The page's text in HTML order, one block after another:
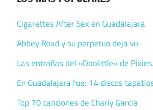
Cigarettes After Sex en Guadalajara
Abbey Road y su perpetuo deja vu
Las entrañas del «Doolittle» de Pixies.
En Guadalajara fue: 14 discos
Top 70 canciones de Charly García